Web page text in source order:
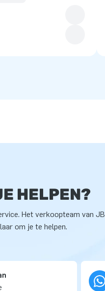
HELPEN?
Het verkoopteam van JB
om je te helpen.